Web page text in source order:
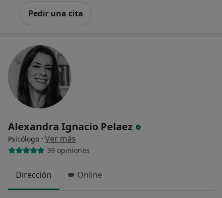
Pedir una cita
Alexandra Ignacio Pelaez
Psicólogo · Ver más
39 opiniones
Dirección Online